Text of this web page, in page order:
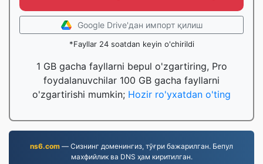
Google Drive'дан импорт қилиш
*Fayllar 24 soatdan keyin o'chirildi
1 GB gacha fayllarni bepul o'zgartiring, Pro
foydalanuvchilar 100 GB gacha fayllarni
o'zgartirishi mumkin; Hozir ro'yxatdan o'ting
ns6.com — Сизнинг доменингиз, тўғри бажарилган. Бепул
махфийлик ва DNS ҳам киритилган.